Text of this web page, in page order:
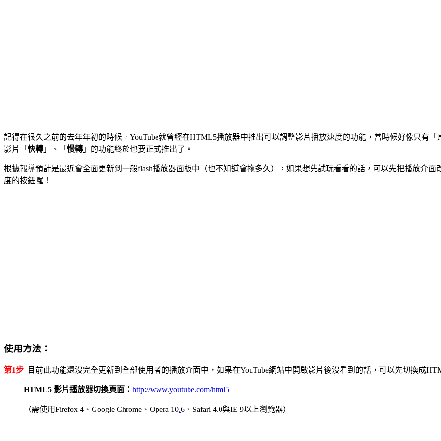
記得在很久之前的去年年初的時候，YouTube就曾經在HTML5播放器中推出可以調整影片播放速度的功能，當時候好像只有
影片「 快轉 」、「 慢轉 」的功能終於也要正式推出了。
根據報導預計是最近會全面更新到一般flash播放器面板中（也不知道會拖多久），如果想先試玩看看的話，可以先把播放介
度的按鈕囉！
使用方法：
第1步 目前此功能還沒完全更新到全部使用者的播放介面中，如果在YouTube網站中開啟影片後沒看到的話，可以先切換成
HTML5 影片播放器切換頁面： http://www.youtube.com/html5
（需使用Firefox 4、Google Chrome、Opera 10.6、Safari 4.0與IE 9以上瀏覽器）